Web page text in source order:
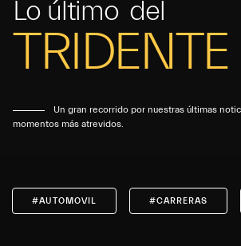
Lo último del
TRIDENTE
Un gran recorrido por nuestras últimas
momentos más atrevidos.
#AUTOMOVIL #CARRERAS